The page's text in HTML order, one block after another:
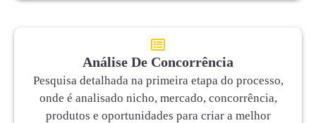
Análise De Concorrência
Pesquisa detalhada na primeira etapa do processo,
onde é analisado nicho, mercado, concorrência,
produtos e oportunidades para criar a melhor